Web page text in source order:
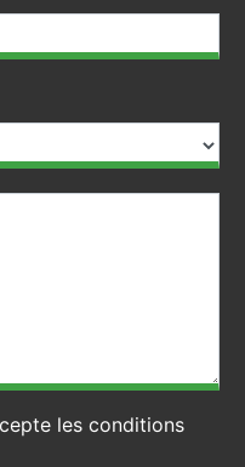
les conditions